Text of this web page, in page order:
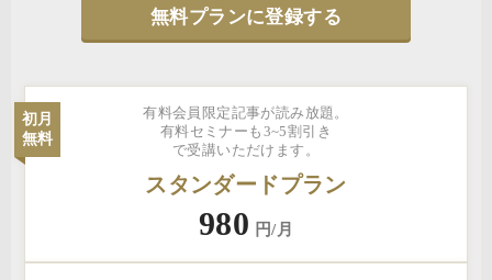
無料プランに登録する
有料会員限定記事が読み放題。
有料セミナーも3~5割引き
で受講いただけます。
初月
無料
スタンダードプラン
980 円/月